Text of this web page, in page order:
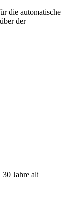
die automatische
der
Jahre alt